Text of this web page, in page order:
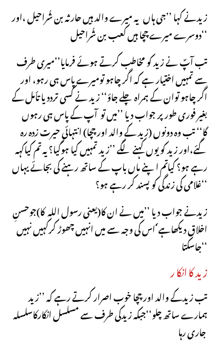
زیدنے کہا ’’جی ہاں یہ میرے والد ہیں حارثہ بن شُراحیل ،اور
دوسرے میرے چچا ہیں کعب بن شُراحیل‘‘
تب آپؐ نے زید کو مخاطب کرتے ہوئے فرمایا’’میری طرف
سے تمہیں اختیار ہے کہ اگر چاہو تومیرے پاس ہی رہو، اور
اگر چاہو توان کے ہمراہ چلے جاؤ‘‘ زید نے کسی تردد یا تأمل کے
بغیر فوری طور پر جواب دیا ’’میں تو آپ کے پاس ہی رہوں
گا‘‘ تب وہ دونوں (زید کے والد اور چچا) انتہائی حیرت زدہ رہ
گئے،اور زید کو یوں کہنے لگے ’’زید تمہیں کیا ہوگیا؟ یہ تم کیاکہہ
رہے ہو؟ کیاتم اپنے ماں باپ کے ساتھ رہنے کی بجائے یہاں
غلامی کی زندگی کو پسند کر رہے ہو؟‘‘
زیدنے جواب دیا ’’میں نے ان کا(یعنی رسول اللہ کا)جوحسنِ
اخلاق دیکھاہے ٗ اس کی وجہ سے میں انہیں چھوڑ کرکہیں نہیں
جاسکتا‘‘
زید کا انکا ر
تب زیدکے والد اور چچا خوب اصرار کرتے رہے کہ ’’زید
ہمارے ساتھ چلو‘‘جبکہ زیدکی طرف سے مسلسل انکارکاسلسلہ
جاری رہا